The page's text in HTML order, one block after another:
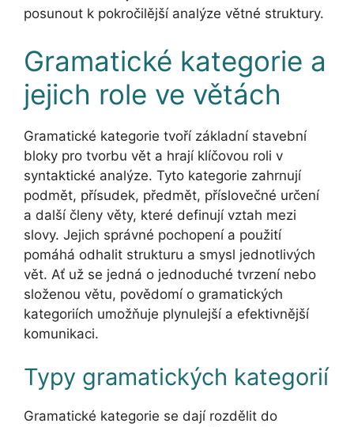
posunout k pokročilější analýze větné struktury.
Gramatické kategorie a
jejich role ve větách
Gramatické kategorie tvoří základní stavební
bloky pro tvorbu vět a hrají klíčovou roli v
syntaktické analýze. Tyto kategorie zahrnují
podmět, přísudek, předmět, příslovečné určení
a další členy věty, které definují vztah mezi
slovy. Jejich správné pochopení a použití
pomáhá odhalit strukturu a smysl jednotlivých
vět. Ať už se jedná o jednoduché tvrzení nebo
složenou větu, povědomí o gramatických
kategoriích umožňuje plynulejší a efektivnější
komunikaci.
Typy gramatických kategorií
Gramatické kategorie se dají rozdělit do